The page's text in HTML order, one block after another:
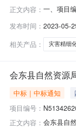
正文内容： 一、项目
有限公司
发布时间： 2023-05-
相关产品：
灾害精细
会东县自然资源
中标｜中标通知
项目编号：
正文内容： 会东县自